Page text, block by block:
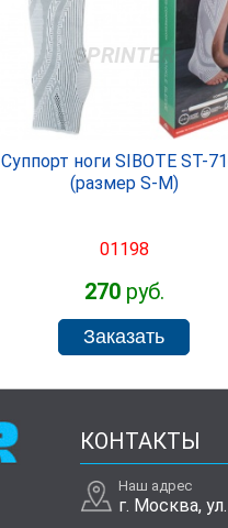
SPRINTER
Суппорт ноги SIBOTE ST-
(размер S-M)
01198
270руб.
КОНТАКТЫ
Наш адрес
г. Москва,